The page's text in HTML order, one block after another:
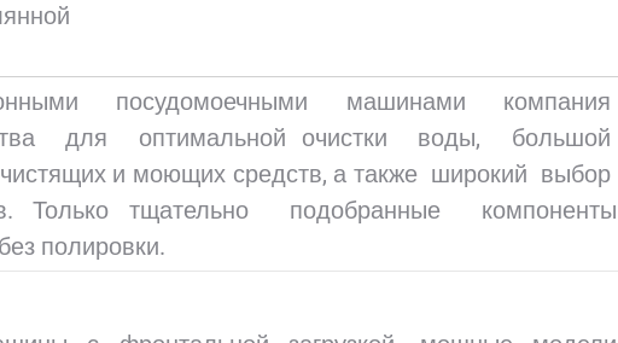
посудомоечными машинами компания
для оптимальной очистки воды, большой
и моющих средств, а также широкий выбор
Только тщательно подобранные компоненты
полировки.